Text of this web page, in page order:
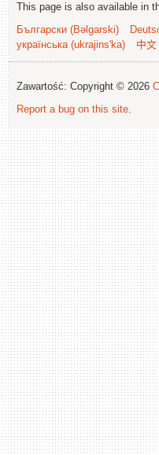
This page is also available in
Български (Bəlgarski)
українська (ukrajins'ka)
中
Zawartość: Copyright © 2026
Report a bug on this site.